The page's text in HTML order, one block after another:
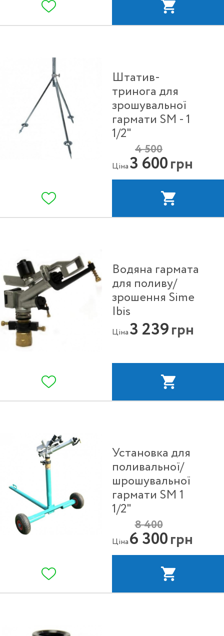
Штатив-
тринога для
зрошувальної
гармати SM - 1
1/2"
Ціна
4 500
3 600грн
Водяна гармата
для поливу/
зрошення Sime
Ibis
Ціна3 239грн
Установка для
поливальної/
шрошувальної
гармати SM 1
1/2"
Ціна
8 400
6 300грн